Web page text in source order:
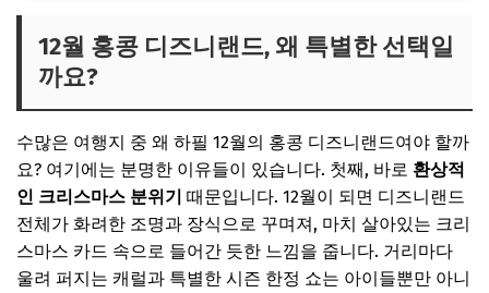
🎁 요즘 다들 사는 “가성비 꿀템” 먼저 보고 가세요
💸 넷플릭스·유튜브·ChatGPT, 제값 내지 말고 할인해서 쓰세
[DAY 1] 마법의 시작, 홍콩 디즈니랜드 완벽 입성 가이드
오전: 설렘 가득한 공항 도착부터 디즈니랜드까지
점심: 아이들이 좋아하는 메뉴로 에너지 충전!
오후: 인기 어트랙션 공략 & 캐릭터 그리팅
저녁: 환상의 퍼레이드와 불꽃놀이 명당 잡기
12월 홍콩 디즈니랜드, 왜 특별한 선택일
까요?
수많은 여행지 중 왜 하필 12월의 홍콩 디즈니랜드여야 할까
요? 여기에는 분명한 이유들이 있습니다. 첫째, 바로 환상적
인 크리스마스 분위기 때문입니다. 12월이 되면 디즈니랜드
전체가 화려한 조명과 장식으로 꾸며져, 마치 살아있는 크리
스마스 카드 속으로 들어간 듯한 느낌을 줍니다. 거리마다
울려 퍼지는 캐럴과 특별한 시즌 한정 쇼는 아이들뿐만 아니